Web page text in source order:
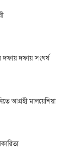
দফায় দফায় সংঘর্ষ
আগ্রহী মালয়েশিয়া